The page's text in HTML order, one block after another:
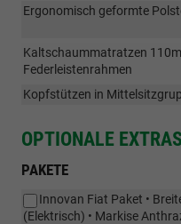
Ergonomisch geformte
Kaltschaummatratzen
Federleistenrahmen
Kopfstützen in
OPTIONALE EXTRAS
PAKETE
Innovan Fiat Paket •
(Elektrisch) • Markise